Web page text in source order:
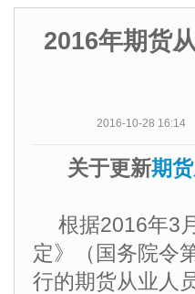
2016年期货
2016-10-28 16:14
关于更新期
根据2016年3
定》（国务院令
行的期货从业人